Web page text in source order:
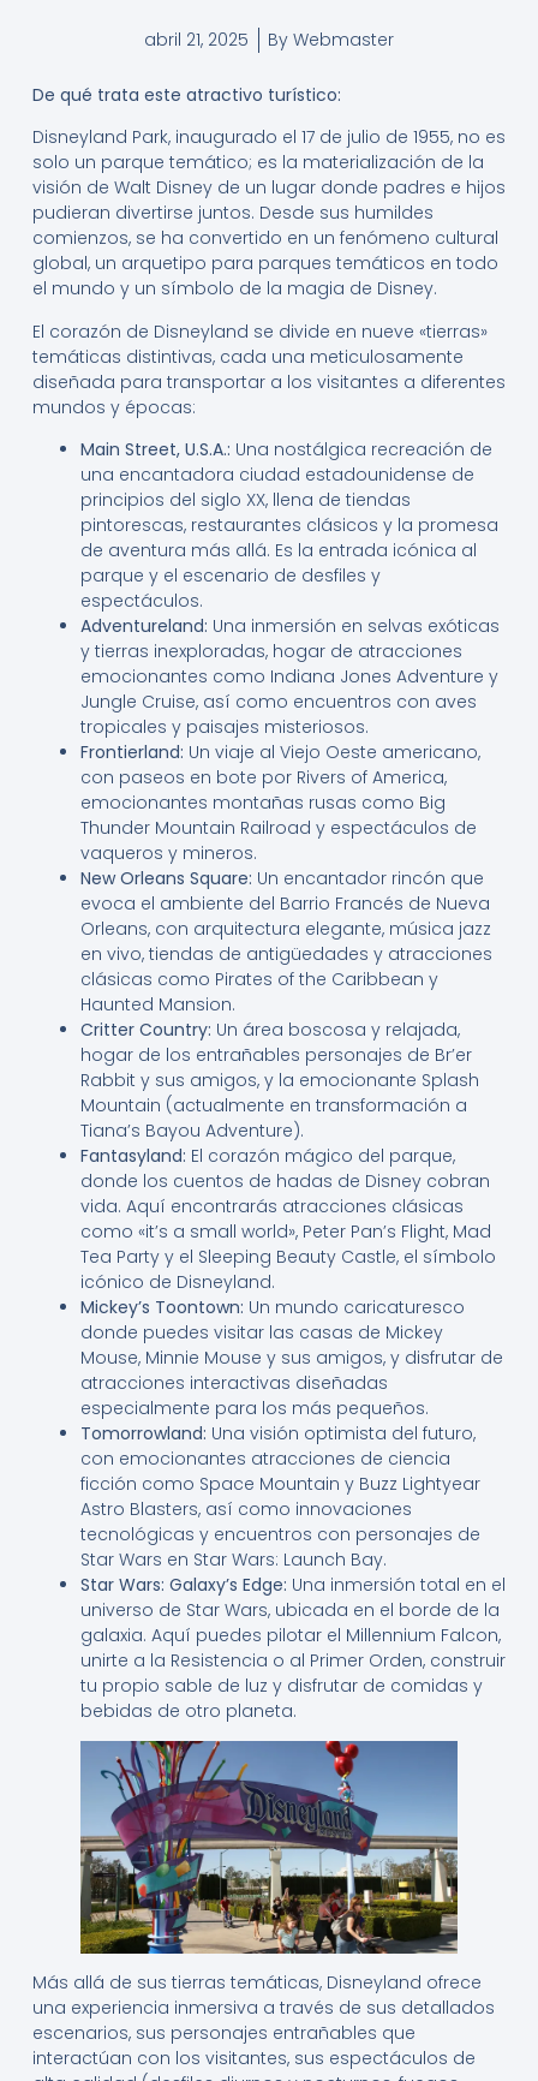
abril 21, 2025 By Webmaster
De qué trata este atractivo turístico:
Disneyland Park, inaugurado el 17 de julio de 1955, no es
solo un parque temático; es la materialización de la
visión de Walt Disney de un lugar donde padres e hijos
pudieran divertirse juntos. Desde sus humildes
comienzos, se ha convertido en un fenómeno cultural
global, un arquetipo para parques temáticos en todo
el mundo y un símbolo de la magia de Disney.
El corazón de Disneyland se divide en nueve «tierras»
temáticas distintivas, cada una meticulosamente
diseñada para transportar a los visitantes a diferentes
mundos y épocas:
Main Street, U.S.A.: Una nostálgica recreación de
una encantadora ciudad estadounidense de
principios del siglo XX, llena de tiendas
pintorescas, restaurantes clásicos y la promesa
de aventura más allá. Es la entrada icónica al
parque y el escenario de desfiles y
espectáculos.
Adventureland: Una inmersión en selvas exóticas
y tierras inexploradas, hogar de atracciones
emocionantes como Indiana Jones Adventure y
Jungle Cruise, así como encuentros con aves
tropicales y paisajes misteriosos.
Frontierland: Un viaje al Viejo Oeste americano,
con paseos en bote por Rivers of America,
emocionantes montañas rusas como Big
Thunder Mountain Railroad y espectáculos de
vaqueros y mineros.
New Orleans Square: Un encantador rincón que
evoca el ambiente del Barrio Francés de Nueva
Orleans, con arquitectura elegante, música jazz
en vivo, tiendas de antigüedades y atracciones
clásicas como Pirates of the Caribbean y
Haunted Mansion.
Critter Country: Un área boscosa y relajada,
hogar de los entrañables personajes de Br’er
Rabbit y sus amigos, y la emocionante Splash
Mountain (actualmente en transformación a
Tiana’s Bayou Adventure).
Fantasyland: El corazón mágico del parque,
donde los cuentos de hadas de Disney cobran
vida. Aquí encontrarás atracciones clásicas
como «it’s a small world», Peter Pan’s Flight, Mad
Tea Party y el Sleeping Beauty Castle, el símbolo
icónico de Disneyland.
Mickey’s Toontown: Un mundo caricaturesco
donde puedes visitar las casas de Mickey
Mouse, Minnie Mouse y sus amigos, y disfrutar de
atracciones interactivas diseñadas
especialmente para los más pequeños.
Tomorrowland: Una visión optimista del futuro,
con emocionantes atracciones de ciencia
ficción como Space Mountain y Buzz Lightyear
Astro Blasters, así como innovaciones
tecnológicas y encuentros con personajes de
Star Wars en Star Wars: Launch Bay.
Star Wars: Galaxy’s Edge: Una inmersión total en el
universo de Star Wars, ubicada en el borde de la
galaxia. Aquí puedes pilotar el Millennium Falcon,
unirte a la Resistencia o al Primer Orden, construir
tu propio sable de luz y disfrutar de comidas y
bebidas de otro planeta.
Más allá de sus tierras temáticas, Disneyland ofrece
una experiencia inmersiva a través de sus detallados
escenarios, sus personajes entrañables que
interactúan con los visitantes, sus espectáculos de